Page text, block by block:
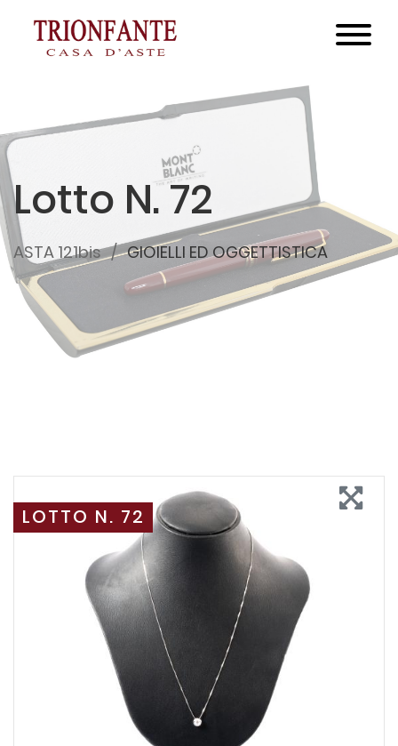
Lotto N. 72
ASTA 121bis GIOIELLI ED OGGETTISTICA
LOTTO N. 72